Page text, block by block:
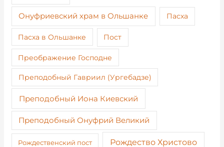
Онуфриевский храм в Ольшанке Пасха
Пасха в Ольшанке Пост
Преображение Господне
Преподобный Гавриил (Ургебадзе)
Преподобный Иона Киевский
Преподобный Онуфрий Великий
Рождественский пост Рождество Христово